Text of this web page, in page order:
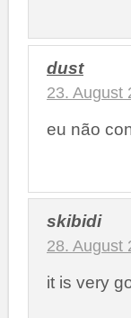
dust
23. August
eu não
skibidi
28. August
it is very